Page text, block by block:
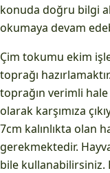
konuda doğru bilgi
okumaya devam
Çim tokumu ekim
toprağı
toprağın verimli
olarak karşımıza
7cm kalınlıkta olan
gerekmektedir.
bile kullanabilirsiniz.